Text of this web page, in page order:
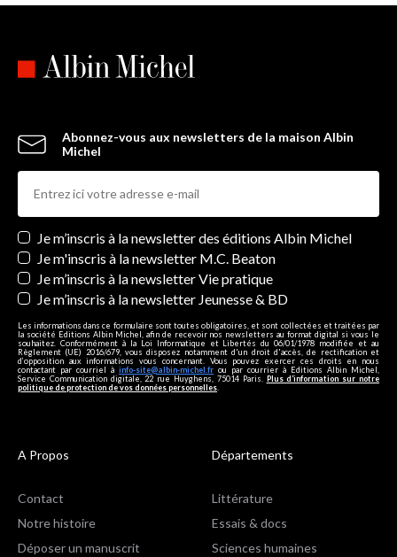
Abonnez-vous aux newsletters de la maison Albin
Michel
Newsletters
Je m’inscris à la newsletter des éditions Albin Michel
Je m'inscris à la newsletter M.C. Beaton
Je m’inscris à la newsletter Vie pratique
Je m’inscris à la newsletter Jeunesse & BD
Les informations dans ce formulaire sont toutes obligatoires, et sont collectées et traitées par
la société Editions Albin Michel, afin de recevoir nos newsletters au format digital si vous le
souhaitez. Conformément à la Loi Informatique et Libertés du 06/01/1978 modifiée et au
Règlement (UE) 2016/679, vous disposez notamment d'un droit d'accès, de rectification et
d’opposition aux informations vous concernant. Vous pouvez exercer ces droits en nous
contactant par courriel à info-site@albin-michel.fr ou par courrier à Editions Albin Michel,
Service Communication digitale, 22 rue Huyghens, 75014 Paris. Plus d’information sur notre
politique de protection de vos données personnelles.
A Propos
Contact
Notre histoire
Déposer un manuscrit
Départements
Littérature
Essais & docs
Sciences humaines